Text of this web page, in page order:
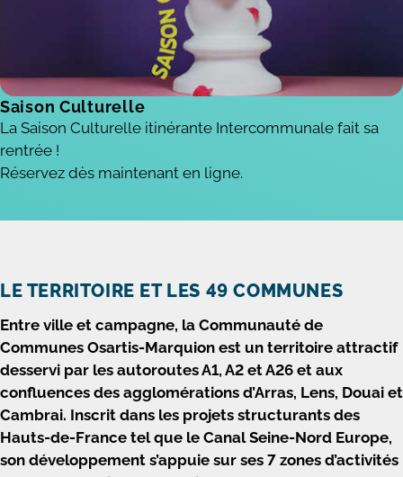
Saison Culturelle
La Saison Culturelle itinérante Intercommunale fait sa
rentrée !
Réservez dès maintenant en ligne.
LE TERRITOIRE ET LES 49 COMMUNES
Entre ville et campagne, la Communauté de
Communes Osartis-Marquion est un territoire attractif
desservi par les autoroutes A1, A2 et A26 et aux
confluences des agglomérations d’Arras, Lens, Douai et
Cambrai. Inscrit dans les projets structurants des
Hauts-de-France tel que le Canal Seine-Nord Europe,
son développement s’appuie sur ses 7 zones d’activités